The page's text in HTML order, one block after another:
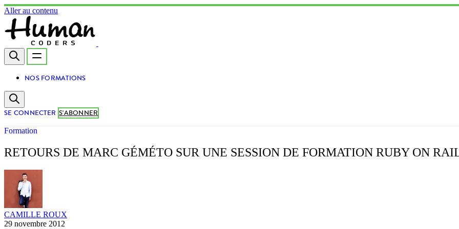
Aller au contenu
NOS FORMATIONS
SE CONNECTER S'ABONNER
Formation
RETOURS DE MARC GÉMÉTO SUR UNE SESSION DE FORMATION RUBY ON
CAMILLE ROUX
29 novembre 2012